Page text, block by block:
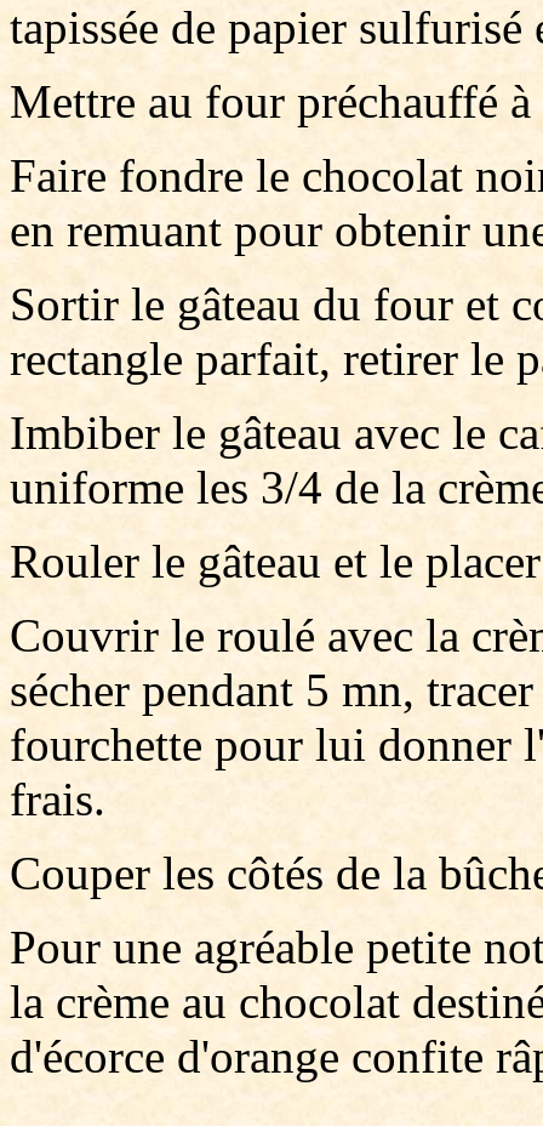
tapissée de papier
Mettre au four préchauffé
Faire fondre le chocolat
en remuant pour obtenir
Sortir le gâteau du four et
rectangle parfait, retirer le
Imbiber le gâteau avec le
uniforme les 3/4 de la
Rouler le gâteau et le
Couvrir le roulé avec la
sécher pendant 5 mn,
fourchette pour lui donner
frais.
Couper les côtés de la
Pour une agréable petite
la crème au chocolat
d'écorce d'orange confite